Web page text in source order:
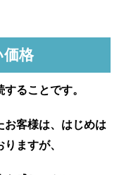
格
ることです。
お客様は、はじめは
ますが、